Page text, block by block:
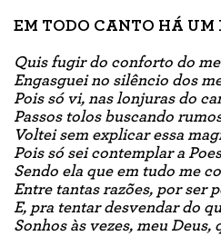
EM TODO CANTO HÁ UM
Quis fugir do conforto do
Engasguei no silêncio dos
Pois só vi, nas lonjuras do
Passos tolos buscando
Voltei sem explicar essa
Pois só sei contemplar a
Sendo ela que em tudo me
Entre tantas razões, por ser
E, pra tentar desvendar do
Sonhos às vezes, meu Deus,